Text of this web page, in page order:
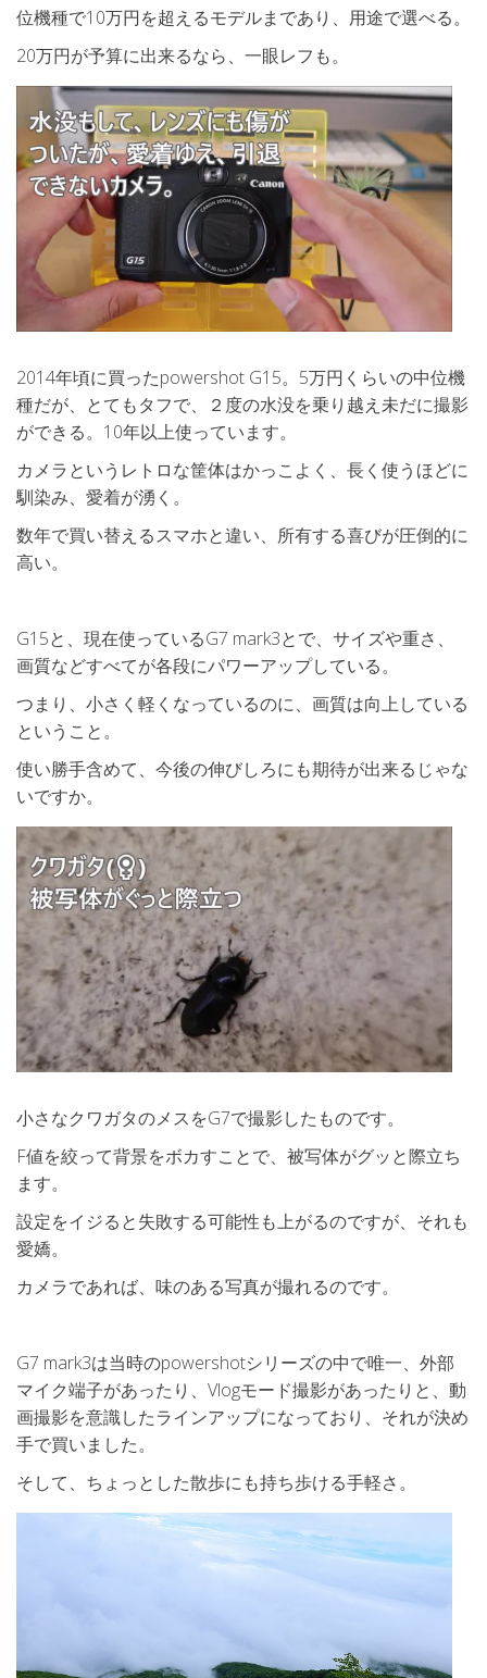
位機種で10万円を超えるモデルまであり、用途で選べる。
20万円が予算に出来るなら、一眼レフも。
2014年頃に買ったpowershot G15。5万円くらいの中位機
種だが、とてもタフで、２度の水没を乗り越え未だに撮影
ができる。10年以上使っています。
カメラというレトロな筐体はかっこよく、長く使うほどに
馴染み、愛着が湧く。
数年で買い替えるスマホと違い、所有する喜びが圧倒的に
高い。
G15と、現在使っているG7 mark3とで、サイズや重さ、
画質などすべてが各段にパワーアップしている。
つまり、小さく軽くなっているのに、画質は向上している
ということ。
使い勝手含めて、今後の伸びしろにも期待が出来るじゃな
いですか。
小さなクワガタのメスをG7で撮影したものです。
F値を絞って背景をボカすことで、被写体がグッと際立ち
ます。
設定をイジると失敗する可能性も上がるのですが、それも
愛嬌。
カメラであれば、味のある写真が撮れるのです。
G7 mark3は当時のpowershotシリーズの中で唯一、外部
マイク端子があったり、Vlogモード撮影があったりと、動
画撮影を意識したラインアップになっており、それが決め
手で買いました。
そして、ちょっとした散歩にも持ち歩ける手軽さ。